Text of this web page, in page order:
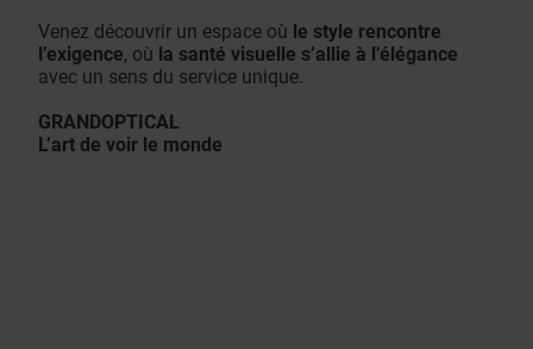
Venez découvrir un espace où le style rencontre
l’exigence, où la santé visuelle s’allie à l’élégance
avec un sens du service unique.
GRANDOPTICAL
L’art de voir le monde